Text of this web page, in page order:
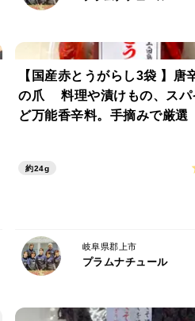
【国産赤とうがらし3袋 】
の爪 料理や漬けもの、スパ
ど万能香辛料。手摘みで厳
約24g
岐阜県郡上市
プラムナチュール